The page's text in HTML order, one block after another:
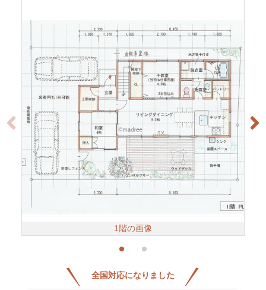
1階の画像
全国対応になりました